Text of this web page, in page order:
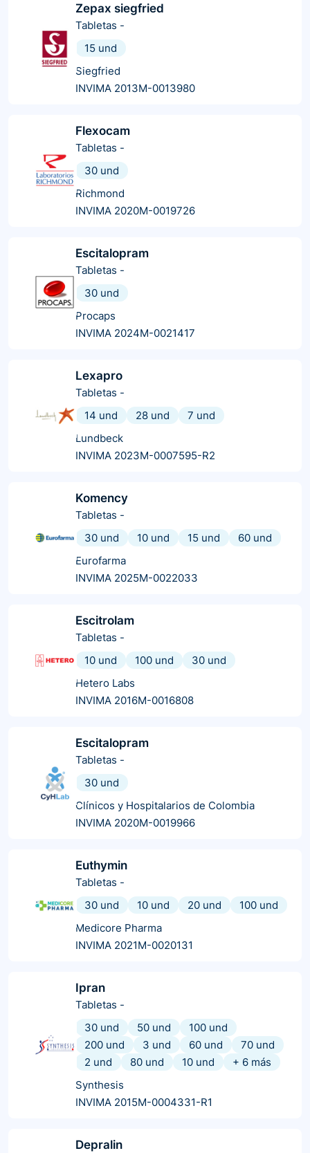
Zepax siegfried
Tabletas -
15 und
Siegfried
INVIMA 2013M-0013980
Flexocam
Tabletas -
30 und
Richmond
INVIMA 2020M-0019726
Escitalopram
Tabletas -
30 und
Procaps
INVIMA 2024M-0021417
Lexapro
Tabletas -
14 und
28 und
7 und
Lundbeck
INVIMA 2023M-0007595-R2
Komency
Tabletas -
30 und
10 und 15 und
60 und
Eurofarma
INVIMA 2025M-0022033
Escitrolam
Tabletas -
10 und
100 und
30 und
Hetero Labs
INVIMA 2016M-0016808
Escitalopram
Tabletas -
30 und
Clínicos y Hospitalarios de Colombia
INVIMA 2020M-0019966
Euthymin
Tabletas -
30 und
10 und 20 und
100 und
Medicore Pharma
INVIMA 2021M-0020131
Ipran
Tabletas -
30 und
50 und
100 und
200 und
3 und 60 und
70 und
2 und
80 und 10 und + 6 más
Synthesis
INVIMA 2015M-0004331-R1
Depralin